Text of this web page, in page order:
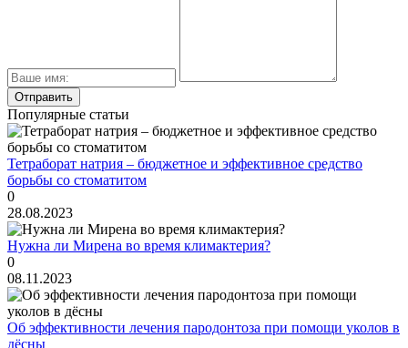
Популярные статьи
Тетраборат натрия – бюджетное и эффективное средство
борьбы со стоматитом
0
28.08.2023
Нужна ли Мирена во время климактерия?
0
08.11.2023
Об эффективности лечения пародонтоза при помощи уколов в
дёсны